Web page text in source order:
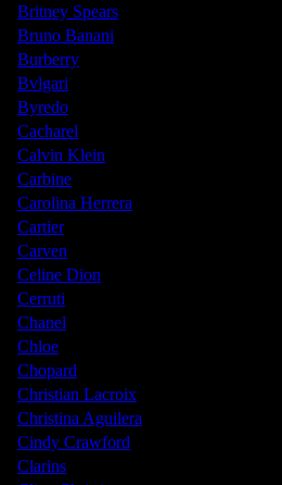
Britney Spears
Bruno Banani
Burberry
Bvlgari
Byredo
Cacharel
Calvin Klein
Carbine
Carolina Herrera
Cartier
Carven
Celine Dion
Cerruti
Chanel
Chloe
Chopard
Christian Lacroix
Christina Aguilera
Cindy Crawford
Clarins